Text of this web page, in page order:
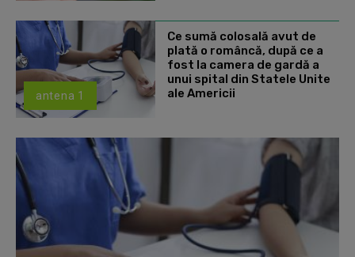
antena 1
Ce sumă colosală avut de
plată o româncă, după ce a
fost la camera de gardă a
unui spital din Statele Unite
ale Americii